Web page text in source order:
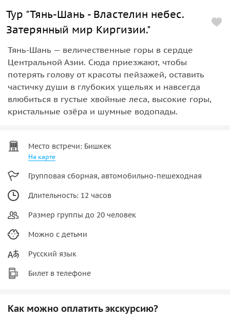
Тур "Тянь-Шань - Властелин небес.
Затерянный мир Киргизии."
Тянь-Шань — величественные горы в сердце
Центральной Азии. Сюда приезжают, чтобы
потерять голову от красоты пейзажей, оставить
частичку души в глубоких ущельях и навсегда
влюбиться в густые хвойные леса, высокие горы,
кристальные озёра и шумные водопады.
Место встречи: Бишкек
На карте
Групповая сборная, автомобильно-пешеходная
Длительность: 12 часов
Размер группы до 20 человек
Можно с детьми
Русский язык
Билет в телефоне
Как можно оплатить экскурсию?